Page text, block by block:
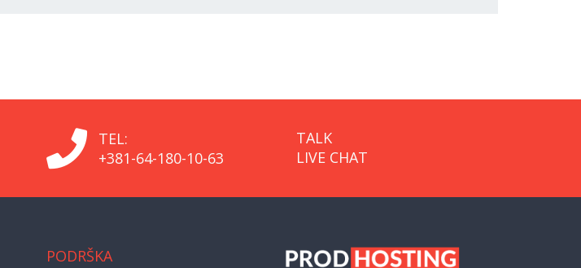
TEL:
+381-64-180-10-63
TALK
LIVE CHAT
PODRŠKA